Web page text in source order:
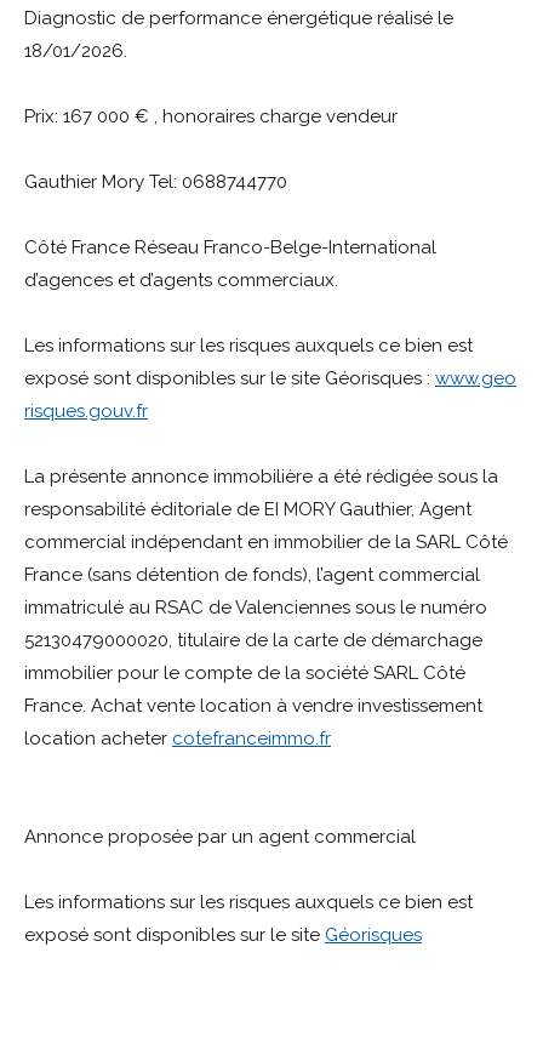
Diagnostic de performance énergétique réalisé le
18/01/2026.
Prix: 167 000 € , honoraires charge vendeur
Gauthier Mory Tel: 0688744770
Côté France Réseau Franco-Belge-International
d’agences et d’agents commerciaux.
Les informations sur les risques auxquels ce bien est
exposé sont disponibles sur le site Géorisques : www.geo
risques.gouv.fr
La présente annonce immobilière a été rédigée sous la
responsabilité éditoriale de EI MORY Gauthier, Agent
commercial indépendant en immobilier de la SARL Côté
France (sans détention de fonds), l’agent commercial
immatriculé au RSAC de Valenciennes sous le numéro
52130479000020, titulaire de la carte de démarchage
immobilier pour le compte de la société SARL Côté
France. Achat vente location à vendre investissement
location acheter cotefranceimmo.fr
Annonce proposée par un agent commercial
Les informations sur les risques auxquels ce bien est
exposé sont disponibles sur le site Géorisques